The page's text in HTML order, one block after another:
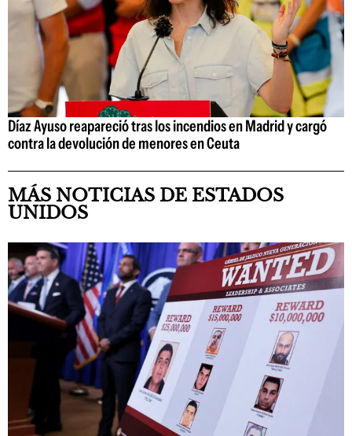
Díaz Ayuso reapareció tras los incendios en Madrid y cargó
contra la devolución de menores en Ceuta
MÁS NOTICIAS DE ESTADOS
UNIDOS